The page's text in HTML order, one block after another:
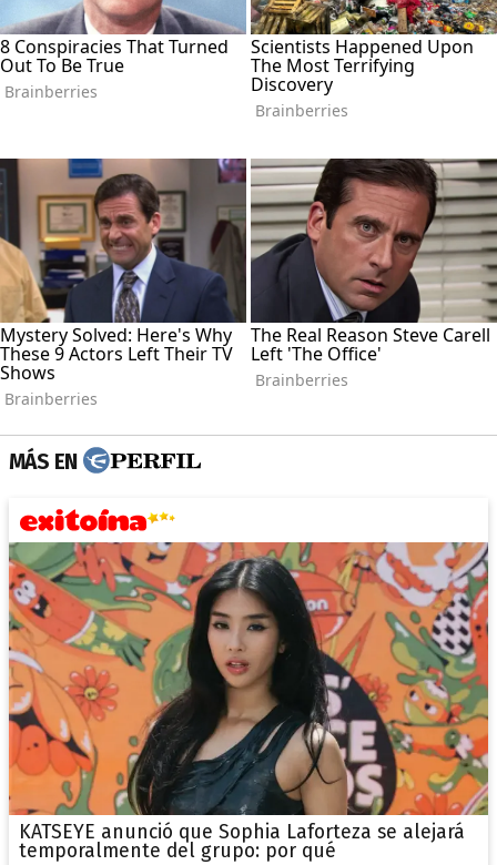
MÁS EN
KATSEYE anunció que Sophia Laforteza se alejará
temporalmente del grupo: por qué